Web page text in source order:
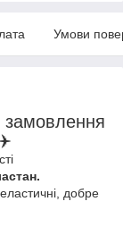
Умови
добре